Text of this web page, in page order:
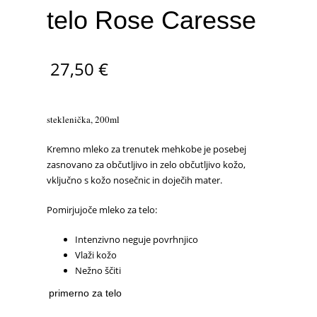
telo Rose Caresse
27,50 €
steklenička, 200ml
Kremno mleko za trenutek mehkobe je posebej
zasnovano za občutljivo in zelo občutljivo kožo,
vključno s kožo nosečnic in doječih mater.
Pomirjujoče mleko za telo:
Intenzivno neguje povrhnjico
Vlaži kožo
Nežno ščiti
primerno za telo